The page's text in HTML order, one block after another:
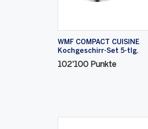
WMF COMPACT CUISINE
Kochgeschirr-Set 5-tlg.
102'100 Punkte